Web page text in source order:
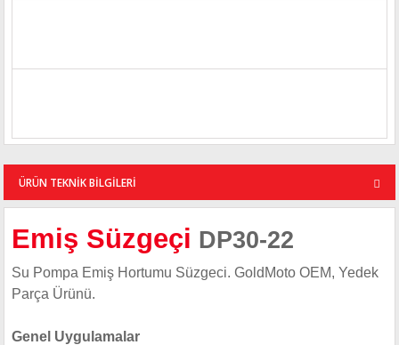
ÜRÜN TEKNİK BİLGİLERİ
Emiş Süzgeçi DP30-22
Su Pompa Emiş Hortumu Süzgeci. GoldMoto OEM, Yedek
Parça Ürünü.
Genel Uygulamalar